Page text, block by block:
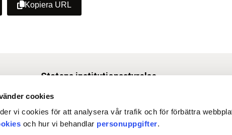
cookies
vi cookies för att analysera vår trafik och för förbättra
och hur vi behandlar personuppgifter.
Kopiera URL
Statens institutionsstyrelse
010-453 40 00
Fax 010-453 40 50